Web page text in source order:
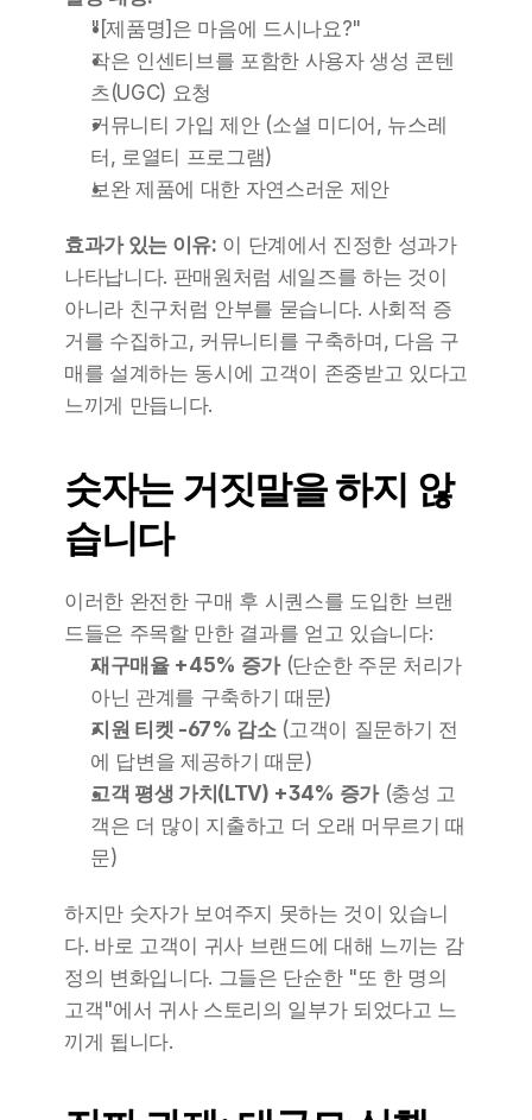
"[제품명]은 마음에 드시나요?"
작은 인센티브를 포함한 사용자 생성 콘텐
츠(UGC) 요청
커뮤니티 가입 제안 (소셜 미디어, 뉴스레
터, 로열티 프로그램)
보완 제품에 대한 자연스러운 제안
효과가 있는 이유: 이 단계에서 진정한 성과가
나타납니다. 판매원처럼 세일즈를 하는 것이
아니라 친구처럼 안부를 묻습니다. 사회적 증
거를 수집하고, 커뮤니티를 구축하며, 다음 구
매를 설계하는 동시에 고객이 존중받고 있다고
느끼게 만듭니다.
숫자는 거짓말을 하지 않
습니다
이러한 완전한 구매 후 시퀀스를 도입한 브랜
드들은 주목할 만한 결과를 얻고 있습니다:
재구매율 +45% 증가 (단순한 주문 처리가
아닌 관계를 구축하기 때문)
지원 티켓 -67% 감소 (고객이 질문하기 전
에 답변을 제공하기 때문)
고객 평생 가치(LTV) +34% 증가 (충성 고
객은 더 많이 지출하고 더 오래 머무르기 때
문)
하지만 숫자가 보여주지 못하는 것이 있습니
다. 바로 고객이 귀사 브랜드에 대해 느끼는 감
정의 변화입니다. 그들은 단순한 "또 한 명의
고객"에서 귀사 스토리의 일부가 되었다고 느
끼게 됩니다.